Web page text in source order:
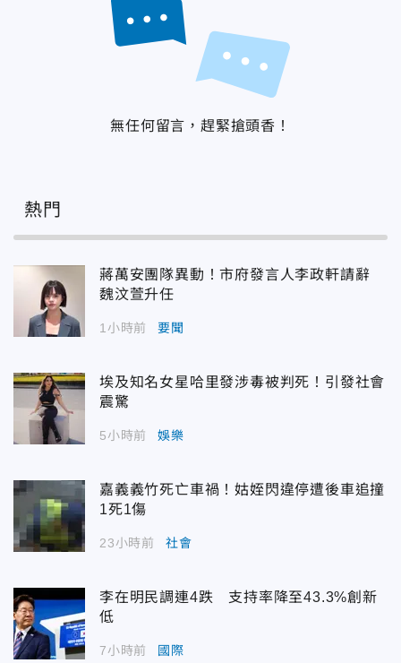
無任何留言，趕緊搶頭香！
熱門
蔣萬安團隊異動！市府發言人李政軒請辭
魏汶萱升任
1小時前 要聞
埃及知名女星哈里發涉毒被判死！引發社會
震驚
5小時前 娛樂
嘉義義竹死亡車禍！姑姪閃違停遭後車追撞
1死1傷
23小時前 社會
李在明民調連4跌 支持率降至43.3%創新
低
7小時前 國際